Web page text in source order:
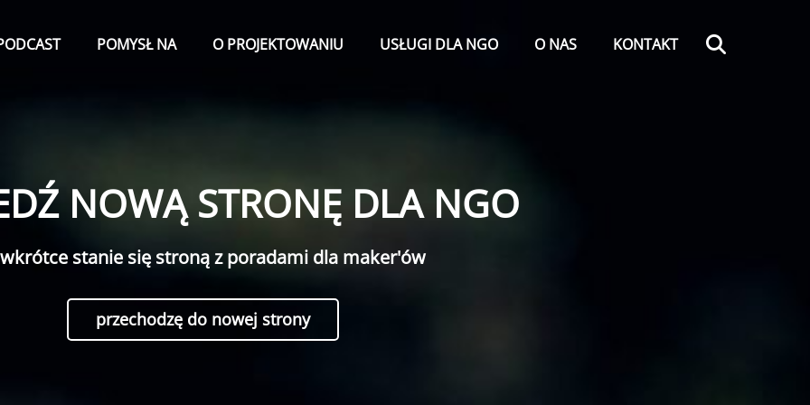
POMYSŁ NA O PROJEKTOWANIU USŁUGI DLA NGO O NAS KONTAKT
NOWĄ STRONĘ DLA NGO
stanie się stroną z poradami dla maker'ów
przechodzę do nowej strony